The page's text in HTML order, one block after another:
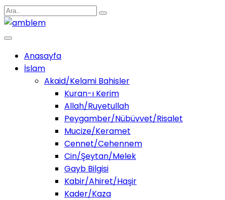
Anasayfa
İslam
Akaid/Kelami Bahisler
Kuran-ı Kerim
Allah/Ruyetullah
Peygamber/Nübüvvet/Risalet
Mucize/Keramet
Cennet/Cehennem
Cin/Şeytan/Melek
Gayb Bilgisi
Kabir/Ahiret/Haşir
Kader/Kaza